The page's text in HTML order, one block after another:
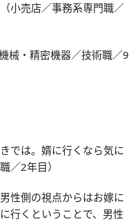
小売店／事務系専門職／
械・精密機器／技術職／9
では。婿に行くなら気に
／2年目）
性側の視点からはお嫁に
行くということで、男性